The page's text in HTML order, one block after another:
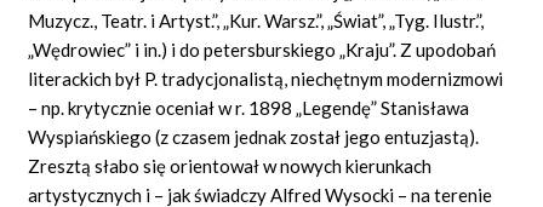
Muzycz., Teatr. i Artyst.”, „Kur. Warsz.”, „Świat”, „Tyg. Ilustr.”,
„Wędrowiec” i in.) i do petersburskiego „Kraju”. Z upodobań
literackich był P. tradycjonalistą, niechętnym modernizmowi
– np. krytycznie oceniał w r. 1898 „Legendę” Stanisława
Wyspiańskiego (z czasem jednak został jego entuzjastą).
Zresztą słabo się orientował w nowych kierunkach
artystycznych i – jak świadczy Alfred Wysocki – na terenie